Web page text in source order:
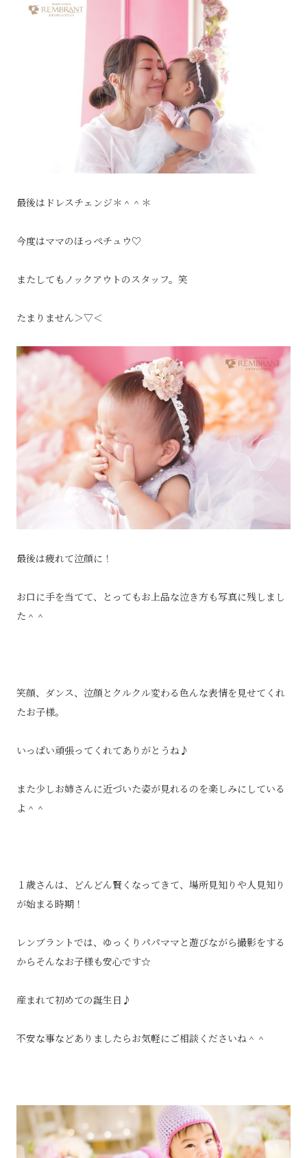
最後はドレスチェンジ＊＾＾＊
今度はママのほっぺチュウ♡
またしてもノックアウトのスタッフ。笑
たまりません＞▽＜
最後は疲れて泣顔に！
お口に手を当てて、とってもお上品な泣き方も写真に残しまし
た＾＾
笑顔、ダンス、泣顔とクルクル変わる色んな表情を見せてくれ
たお子様。
いっぱい頑張ってくれてありがとうね♪
また少しお姉さんに近づいた姿が見れるのを楽しみにしている
よ＾＾
１歳さんは、どんどん賢くなってきて、場所見知りや人見知り
が始まる時期！
レンブラントでは、ゆっくりパパママと遊びながら撮影をする
からそんなお子様も安心です☆
産まれて初めての誕生日♪
不安な事などありましたらお気軽にご相談くださいね＾＾